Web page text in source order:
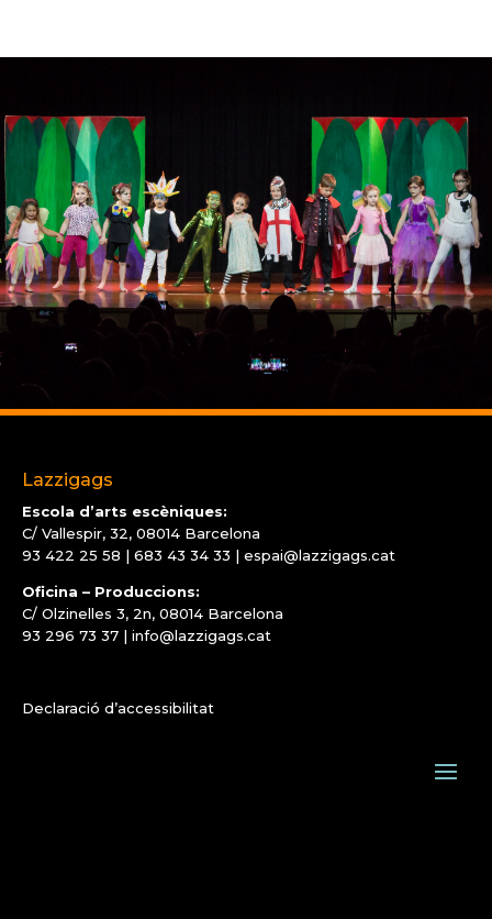
Lazzigags
Escola d’arts escèniques:
C/ Vallespir, 32, 08014 Barcelona
93 422 25 58 | 683 43 34 33 | espai@lazzigags.cat
Oficina – Produccions:
C/ Olzinelles 3, 2n, 08014 Barcelona
93 296 73 37 | info@lazzigags.cat
Declaració d’accessibilitat